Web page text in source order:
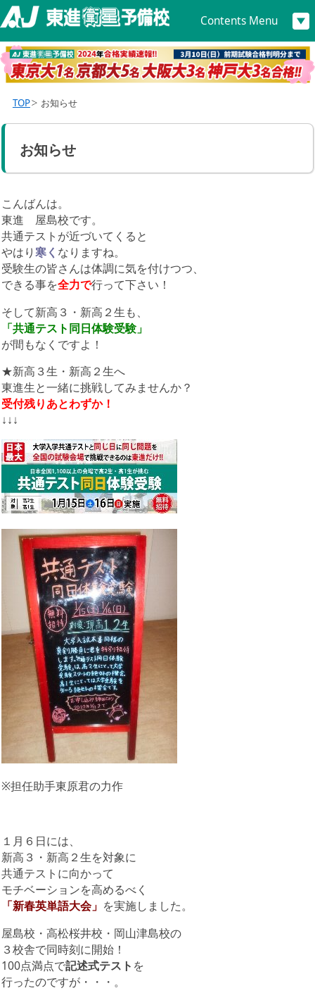
Contents Menu
TOP お知らせ
お知らせ
こんばんは。
東進 屋島校です。
共通テストが近づいてくると
やはり寒く なりますね。
受験生の皆さんは体調に気を付けつつ、
できる事を全力で行って下さい！
そして新高３・新高２生も、
「共通テスト同日体験受験」
が間もなくですよ！
★新高３生・新高２生へ
東進生と一緒に挑戦してみませんか？
受付残りあとわずか！
↓↓↓
※担任助手東原君の力作
１月６日には、
新高３・新高２生を対象に
共通テストに向かって
モチベーションを高めるべく
「新春英単語大会」 を実施しました。
屋島校・高松桜井校・岡山津島校の
３校舎で同時刻に開始！
100点満点で記述式テスト を
行ったのですが・・・。